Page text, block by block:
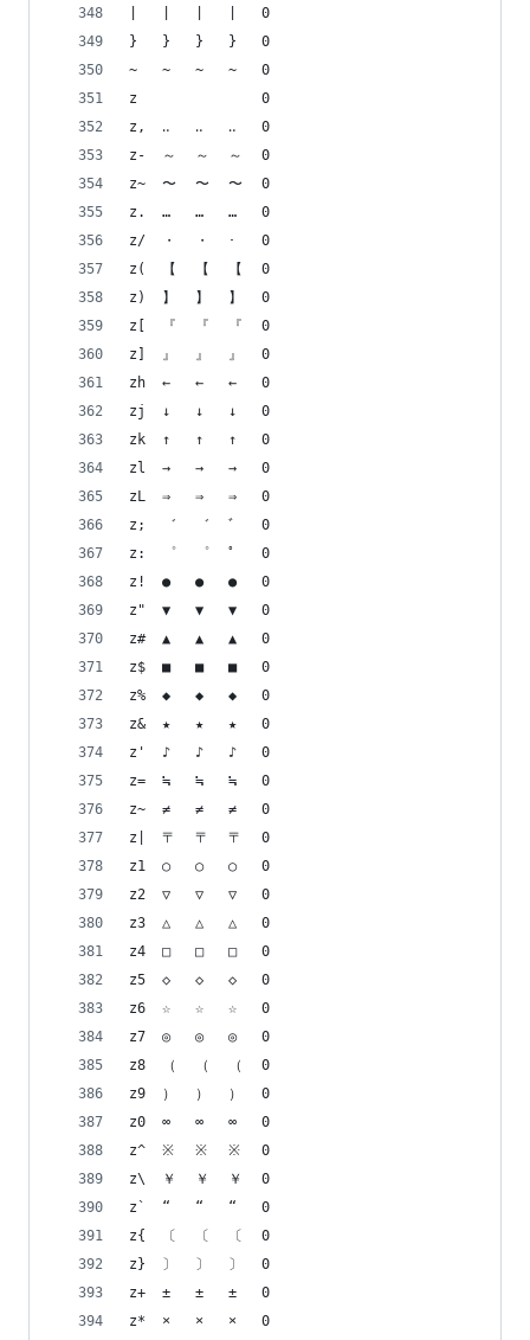
|	|	|	|	0
}	}	}	}	0
~	~	~	~	0
z 	　	　	　	0
z,	‥	‥	‥	0
z-	～	～	～	0
z~	〜	〜	〜	0
z.	…	…	…	0
z/	・	・	･	0
z(	【	【	【	0
z)	】	】	】	0
z[	『	『	『	0
z]	』	』	』	0
zh	←	←	←	0
zj	↓	↓	↓	0
zk	↑	↑	↑	0
zl	→	→	→	0
zL	⇒	⇒	⇒	0
z;	゛	゛	ﾞ	0
z:	゜	゜	ﾟ	0
z!	●	●	●	0
z"	▼	▼	▼	0
z#	▲	▲	▲	0
z$	■	■	■	0
z%	◆	◆	◆	0
z&	★	★	★	0
z'	♪	♪	♪	0
z=	≒	≒	≒	0
z~	≠	≠	≠	0
z|	〒	〒	〒	0
z1	○	○	○	0
z2	▽	▽	▽	0
z3	△	△	△	0
z4	□	□	□	0
z5	◇	◇	◇	0
z6	☆	☆	☆	0
z7	◎	◎	◎	0
z8	（	（	（	0
z9	）	）	）	0
z0	∞	∞	∞	0
z^	※	※	※	0
z\	￥	￥	￥	0
z`	“	“	“	0
z{	〔	〔	〔	0
z}	〕	〕	〕	0
z+	±	±	±	0
z*	×	×	×	0